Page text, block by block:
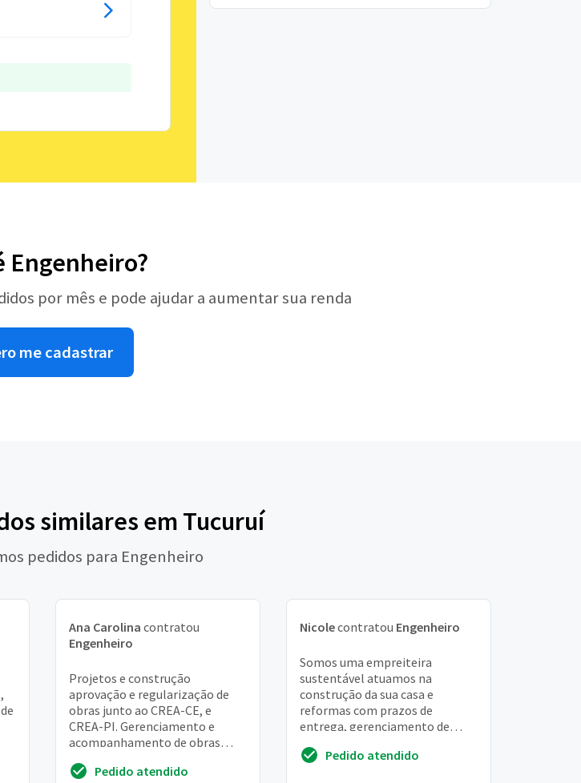
Engenheiro?
por mês e pode ajudar a aumentar sua renda
me cadastrar
similares em Tucuruí
pedidos para Engenheiro
Ana Carolina contratou
Engenheiro
Projetos e construção
aprovação e regularização de
obras junto ao CREA-CE, e
CREA-PI. Gerenciamento e
acompanhamento de obras
industriais regularize sua
Pedido atendido
Nicolecontratou Engenheiro
Somos uma empreiteira
sustentável atuamos na
construção da sua casa e
reformas com prazos de
entrega, gerenciamento de
atuamos no rio de janeiro e
Pedido atendido